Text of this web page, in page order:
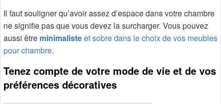
Il faut souligner qu’avoir assez d’espace dans votre chambre
ne signifie pas que vous devez la surcharger. Vous pouvez
aussi être minimalisteet sobre dans le choix de vos meubles
pour chambre.
Tenez compte de votre mode de vie et de vos
préférences décoratives